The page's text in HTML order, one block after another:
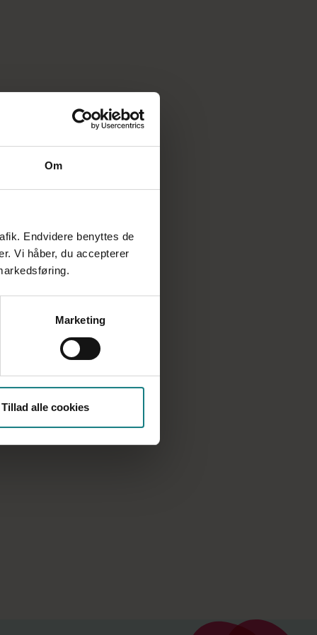
Om
Endvidere benyttes de
Vi håber, du accepterer
Marketing
Tillad alle cookies